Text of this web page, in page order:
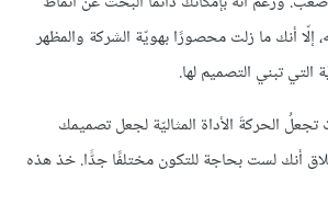
إلّا أنك ما زلت محصورًا بهويّة الشركة والمظهر
التي تبني التصميم لها.
الحركةَ الأداة المثاليّة لجعل تصميمك
أنك لست بحاجة للتكون مختلفًا جدًّا. خذ هذه